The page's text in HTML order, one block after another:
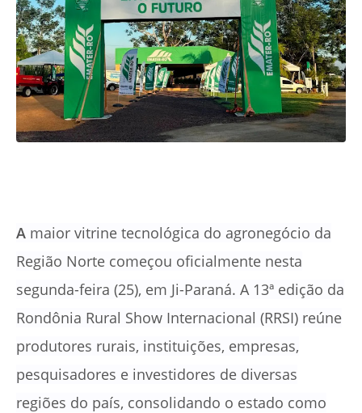
A maior vitrine tecnológica do agronegócio da
Região Norte começou oficialmente nesta
segunda-feira (25), em Ji-Paraná. A 13ª edição da
Rondônia Rural Show Internacional (RRSI) reúne
produtores rurais, instituições, empresas,
pesquisadores e investidores de diversas
regiões do país, consolidando o estado como